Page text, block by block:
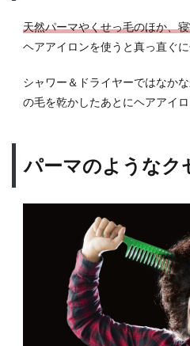
天然パーマやくせっ毛のほか、
ヘアアイロンを使うと真っ直ぐ
シャワー＆ドライヤーではなか
の毛を乾かしたあとにヘアアイ
パーマのようなク